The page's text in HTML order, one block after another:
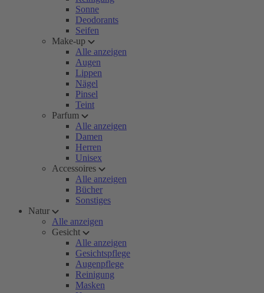
Sonne
Deodorants
Seifen
Make-up
Alle anzeigen
Augen
Lippen
Nägel
Pinsel
Teint
Parfum
Alle anzeigen
Damen
Herren
Unisex
Accessoires
Alle anzeigen
Bücher
Sonstiges
Natur
Alle anzeigen
Gesicht
Alle anzeigen
Gesichtspflege
Augenpflege
Reinigung
Masken